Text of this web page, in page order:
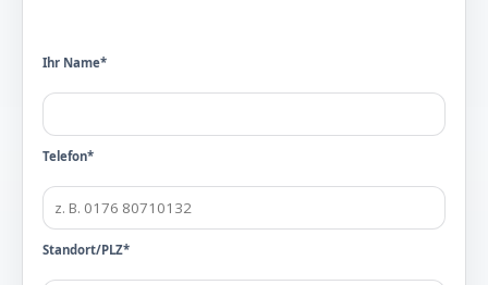
Ihr Name*
Telefon*
Standort/PLZ*